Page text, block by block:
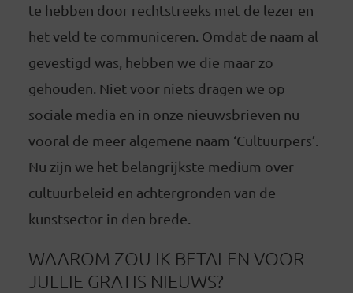
te hebben door rechtstreeks met de lezer en
het veld te communiceren. Omdat de naam al
gevestigd was, hebben we die maar zo
gehouden. Niet voor niets dragen we op
sociale media en in onze nieuwsbrieven nu
vooral de meer algemene naam ‘Cultuurpers’.
Nu zijn we het belangrijkste medium over
cultuurbeleid en achtergronden van de
kunstsector in den brede.
WAAROM ZOU IK BETALEN VOOR
JULLIE GRATIS NIEUWS?